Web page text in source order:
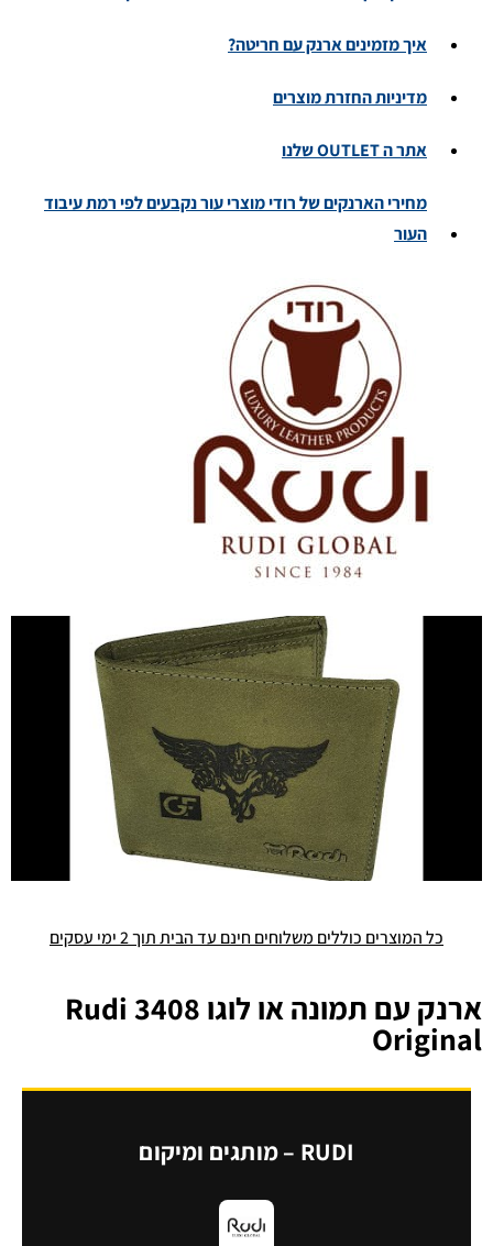
איך מזמינים ארנק עם חריטה?
מדיניות החזרת מוצרים
אתר ה OUTLET שלנו
מחירי הארנקים של רודי מוצרי עור נקבעים לפי רמת עיבוד
העור
כל המוצרים כוללים משלוחים חינם עד הבית תוך 2 ימי עסקים
ארנק עם תמונה או לוגו 3408 Rudi
Original
RUDI – מותגים ומיקום